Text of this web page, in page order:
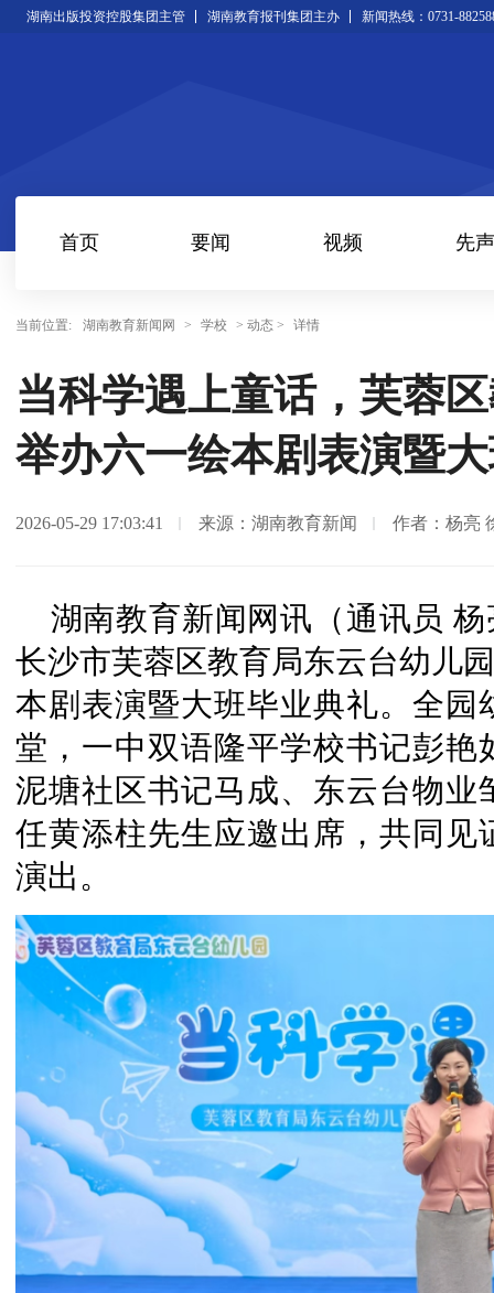
湖南出版投资控股集团主管 湖南教育报刊集团主办 新闻热线：0731-
首页 要闻 视频 先声
当前位置: 湖南教育新闻网 > 学校 > 动态 > 详情
当科学遇上童话，芙蓉
举办六一绘本剧表演暨
2026-05-29 17:03:41 来源：湖南教育新闻 作者：杨亮
湖南教育新闻网讯（通讯员
长沙市芙蓉区教育局东云台幼儿
本剧表演暨大班毕业典礼。全
堂，一中双语隆平学校书记彭
泥塘社区书记马成、东云台物
任黄添柱先生应邀出席，共同
演出。